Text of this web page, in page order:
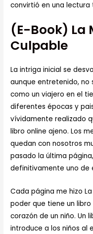
convirtió en una
(E-Book) La
Culpable
La intriga inicial se
aunque entretenido, no
como un viajero en el
diferentes épocas y
vívidamente realizado
libro online​ ajeno. Los
quedan con nosotros
pasado la última
definitivamente uno de
Cada página me hizo
poder que tiene un
corazón de un niño. Un
introduce a los niños al